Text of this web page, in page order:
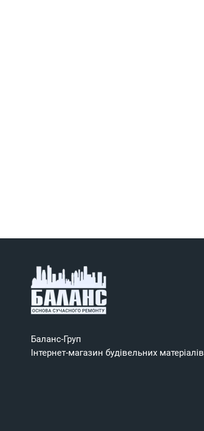
Баланс-Груп
Інтернет-магазин будівельних матеріалів